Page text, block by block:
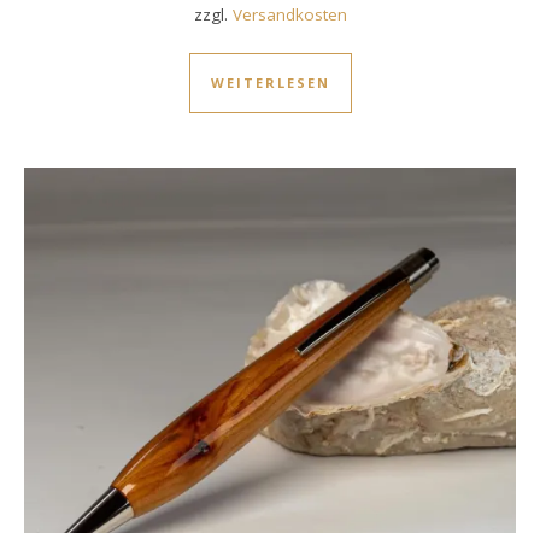
zzgl. Versandkosten
WEITERLESEN